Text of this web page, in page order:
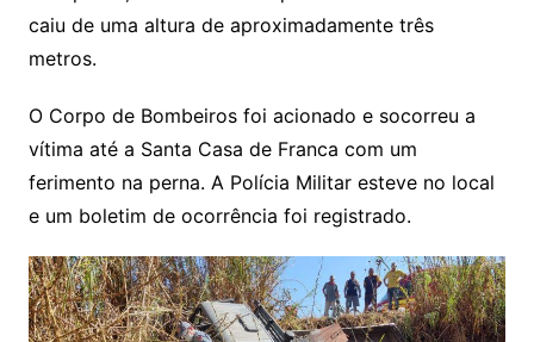
caiu de uma altura de aproximadamente três
metros.
O Corpo de Bombeiros foi acionado e socorreu a
vítima até a Santa Casa de Franca com um
ferimento na perna. A Polícia Militar esteve no local
e um boletim de ocorrência foi registrado.